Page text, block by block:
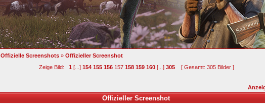
Offizielle Screenshots » Offizieller Screenshot
Zeige Bild: 1 [...] 154 155 156 157 158 159 160 [...] 305 [ Gesamt: 305 Bilder ]
Offizieller Screenshot